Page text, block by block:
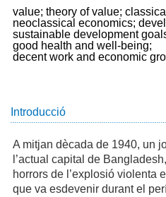
value; theory of value;
neoclassical economics;
sustainable development
good health and well-being;
decent work and economic
Introducció
A mitjan dècada de 1940, un
l’actual capital de
horrors de l’explosió violenta
que va esdevenir durant el